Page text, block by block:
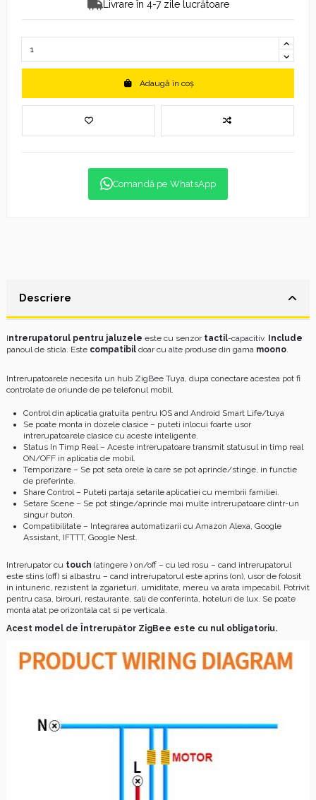
Livrare în 4-7 zile lucrătoare
Adaugă în coș
Comandă pe WhatsApp
Descriere
Intrerupatorul pentru jaluzele este cu senzor tactil-capacitiv. Include
panoul de sticla. Este compatibil doar cu alte produse din gama moono
Intrerupatoarele necesita un hub ZigBee Tuya, dupa conectare acestea pot fi
controlate de oriunde de pe telefonul mobil.
Control din aplicatia gratuita pentru IOS and Android Smart Life/tuya
Se poate monta in dozele clasice – puteti inlocui foarte usor
intrerupatoarele clasice cu aceste inteligente.
Status In Timp Real – Aceste intrerupatoare transmit statusul in timp real
ON/OFF in aplicatia de mobil.
Temporizare – Se pot seta orele la care se pot aprinde/stinge, in functie
de preferinte.
Share Control – Puteti partaja setarile aplicatiei cu membrii familiei.
Setare Scene – Se pot stinge/aprinde mai multe intrerupatoare dintr-un
singur buton.
Compatibilitate – Integrarea automatizarii cu Amazon Alexa, Google
Assistant, IFTTT, Google Nest.
Intrerupator cu touch (atingere ) on/off – cu led rosu – cand intrerupatorul
este stins (off) si albastru – cand intrerupatorul este aprins (on), usor de folosit
in intuneric, rezistent la zgarieturi, umiditate, mereu va arata impecabil. Potrivit
pentru casa, birouri, restaurante, sali de conferinta, hoteluri de lux. Se poate
monta atat pe orizontala cat si pe verticala.
Acest model de Întrerupător ZigBee este cu nul obligatoriu.